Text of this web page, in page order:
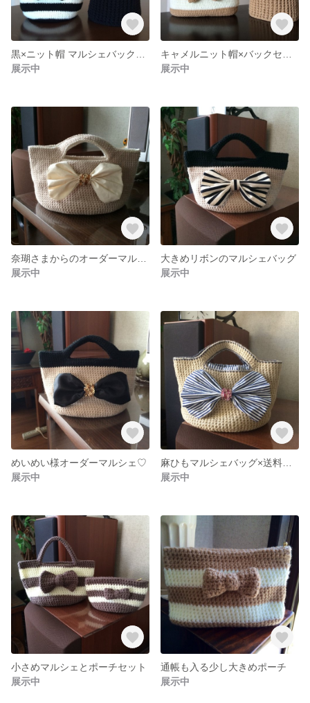
展示中
展示中
展示中
大きめリボンのマルシェバッグ
展示中
めいめい様オーダーマルシェ♡
展示中
展示中
小さめマルシェとポーチセット
展示中
通帳も入る少し大きめポーチ
展示中